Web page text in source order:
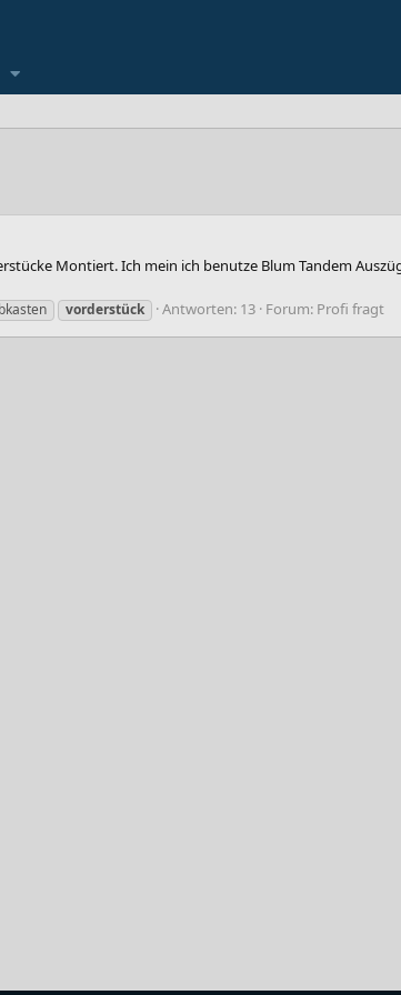
Montiert. Ich mein ich benutze Blum Tandem
vorderstück Antworten: 13 Forum: Profi fragt